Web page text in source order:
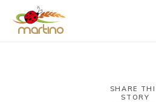
SHARE
STORY